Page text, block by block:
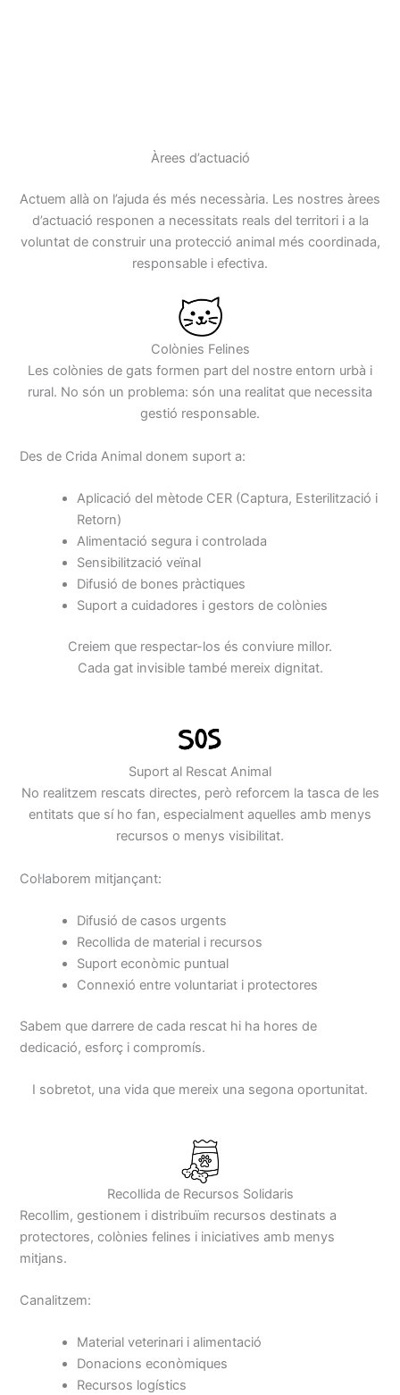
Àrees d’actuació
Actuem allà on l’ajuda és més necessària. Les nostres àrees
d’actuació responen a necessitats reals del territori i a la
voluntat de construir una protecció animal més coordinada,
responsable i efectiva.
Colònies Felines
Les colònies de gats formen part del nostre entorn urbà i
rural. No són un problema: són una realitat que necessita
gestió responsable.
Des de Crida Animal donem suport a:
Aplicació del mètode CER (Captura, Esterilització i
Retorn)
Alimentació segura i controlada
Sensibilització veïnal
Difusió de bones pràctiques
Suport a cuidadores i gestors de colònies
Creiem que respectar-los és conviure millor.
Cada gat invisible també mereix dignitat.
Suport al Rescat Animal
No realitzem rescats directes, però reforcem la tasca de les
entitats que sí ho fan, especialment aquelles amb menys
recursos o menys visibilitat.
Col·laborem mitjançant:
Difusió de casos urgents
Recollida de material i recursos
Suport econòmic puntual
Connexió entre voluntariat i protectores
Sabem que darrere de cada rescat hi ha hores de
dedicació, esforç i compromís.
I sobretot, una vida que mereix una segona oportunitat.
Recollida de Recursos Solidaris
Recollim, gestionem i distribuïm recursos destinats a
protectores, colònies felines i iniciatives amb menys
mitjans.
Canalitzem:
Material veterinari i alimentació
Donacions econòmiques
Recursos logístics